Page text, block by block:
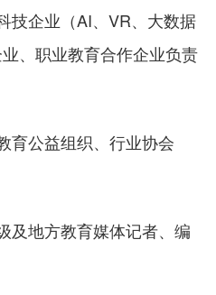
企业（AI、VR、大数据
、职业教育合作企业负责
公益组织、行业协会
地方教育媒体记者、编